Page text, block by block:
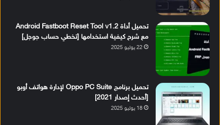
تحميل أداة Android Fastboot Reset Tool v1.2
مع شرح كيفية استخدامها [تخطي حساب جوجل]
22 يوليو 2025
تحميل برنامج Oppo PC Suite لإدارة هواتف أوبو
[أحدث إصدار 2021]
18 يوليو 2025